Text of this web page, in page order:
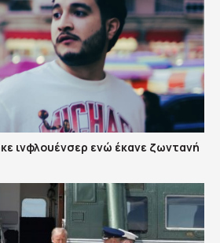
ινφλουένσερ ενώ έκανε ζωντανή